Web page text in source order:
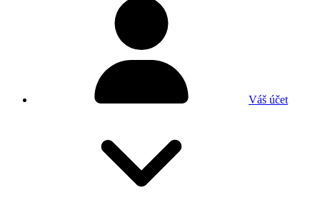
Váš účet